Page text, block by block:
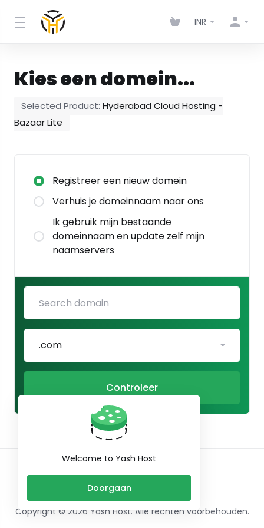
INR
Kies een domein...
Selected Product: Hyderabad Cloud Hosting -
Bazaar Lite
Registreer een nieuw domein
Verhuis je domeinnaam naar ons
Ik gebruik mijn bestaande
domeinnaam en update zelf mijn
naamservers
.com
Controleer
Copyright © 2026 Yash Host. Alle rechten voorbehouden.
Welcome to Yash Host
Doorgaan